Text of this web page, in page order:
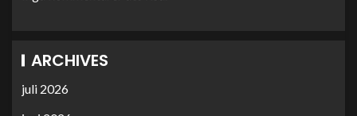
ARCHIVES
juli 2026